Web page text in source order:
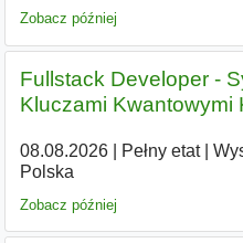
Zobacz później
Fullstack Developer -
Kluczami Kwantowymi
08.08.2026| Pełny etat|
Polska
Zobacz później